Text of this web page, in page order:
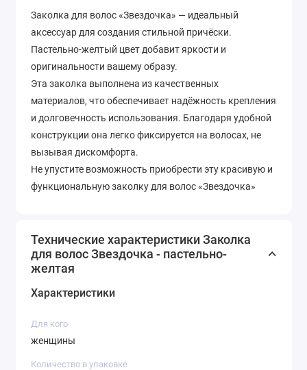
Заколка для волос «Звездочка» — идеальный
аксессуар для создания стильной причёски.
Пастельно-желтый цвет добавит яркости и
оригинальности вашему образу.
Эта заколка выполнена из качественных
материалов, что обеспечивает надёжность крепления
и долговечность использования. Благодаря удобной
конструкции она легко фиксируется на волосах, не
вызывая дискомфорта.
Не упустите возможность приобрести эту красивую и
функциональную заколку для волос «Звездочка»
Технические характеристики Заколка
для волос Звездочка - пастельно-
желтая
Характеристики
Для кого
женщины
Количество в упаковке